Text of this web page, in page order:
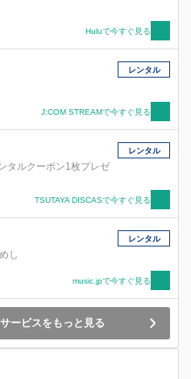
Huluで今すぐ見る
レンタル
J:COM STREAMで今すぐ見る
タルクーポン1枚プレゼ
レンタル
TSUTAYA DISCASで今すぐ見る
し
レンタル
music.jpで今すぐ見る
ービスをもっと見る